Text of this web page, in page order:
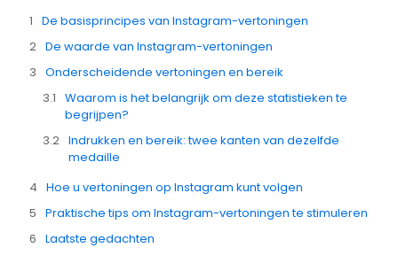
De basisprincipes van Instagram-vertoningen
De waarde van Instagram-vertoningen
Onderscheidende vertoningen en bereik
Waarom is het belangrijk om deze statistieken te
begrijpen?
Indrukken en bereik: twee kanten van dezelfde
medaille
Hoe u vertoningen op Instagram kunt volgen
Praktische tips om Instagram-vertoningen te stimuleren
Laatste gedachten